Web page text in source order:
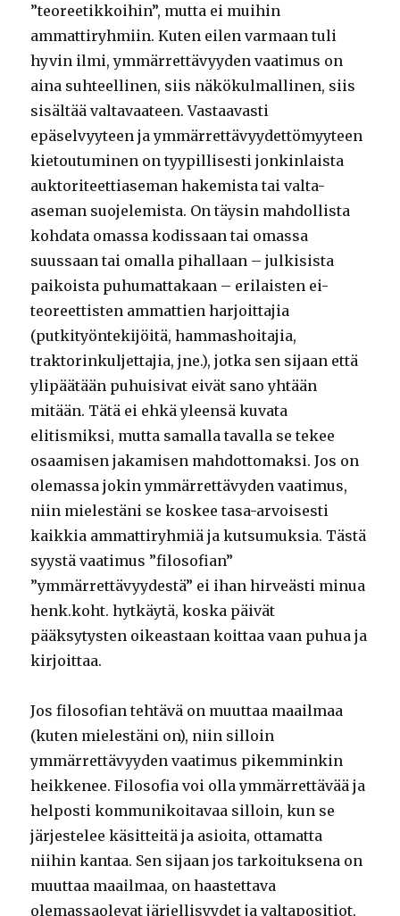
”teoreetikkoihin”, mutta ei muihin
ammattiryhmiin. Kuten eilen varmaan tuli
hyvin ilmi, ymmärrettävyyden vaatimus on
aina suhteellinen, siis näkökulmallinen, siis
sisältää valtavaateen. Vastaavasti
epäselvyyteen ja ymmärrettävyydettömyyteen
kietoutuminen on tyypillisesti jonkinlaista
auktoriteettiaseman hakemista tai valta-
aseman suojelemista. On täysin mahdollista
kohdata omassa kodissaan tai omassa
suussaan tai omalla pihallaan – julkisista
paikoista puhumattakaan – erilaisten ei-
teoreettisten ammattien harjoittajia
(putkityöntekijöitä, hammashoitajia,
traktorinkuljettajia, jne.), jotka sen sijaan että
ylipäätään puhuisivat eivät sano yhtään
mitään. Tätä ei ehkä yleensä kuvata
elitismiksi, mutta samalla tavalla se tekee
osaamisen jakamisen mahdottomaksi. Jos on
olemassa jokin ymmärrettävyden vaatimus,
niin mielestäni se koskee tasa-arvoisesti
kaikkia ammattiryhmiä ja kutsumuksia. Tästä
syystä vaatimus ”filosofian”
”ymmärrettävyydestä” ei ihan hirveästi minua
henk.koht. hytkäytä, koska päivät
pääksytysten oikeastaan koittaa vaan puhua ja
kirjoittaa.
Jos filosofian tehtävä on muuttaa maailmaa
(kuten mielestäni on), niin silloin
ymmärrettävyyden vaatimus pikemminkin
heikkenee. Filosofia voi olla ymmärrettävää ja
helposti kommunikoitavaa silloin, kun se
järjestelee käsitteitä ja asioita, ottamatta
niihin kantaa. Sen sijaan jos tarkoituksena on
muuttaa maailmaa, on haastettava
olemassaolevat järjellisyydet ja valtapositiot,